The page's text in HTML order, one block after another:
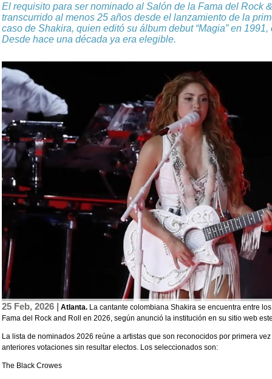
El requisito para ser nominado al Salón de la Fama del Rock
transcurrido al menos 25 años desde el lanzamiento de la
caso de Shakira, quien editó su álbum debut “Magia” en
Desde hace una década ya era elegible.
25 Feb, 2026 | Atlanta. La cantante colombiana Shakira se encuentra entre
Fama del Rock and Roll en 2026, según anunció la institución en su sitio web
La lista de nominados 2026 reúne a artistas que son reconocidos por primera
anteriores votaciones sin resultar electos. Los seleccionados son:
The Black Crowes